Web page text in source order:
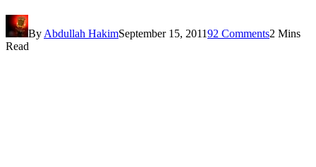
By Abdullah HakimSeptember 15, 201192 Comments2 Mins
Read